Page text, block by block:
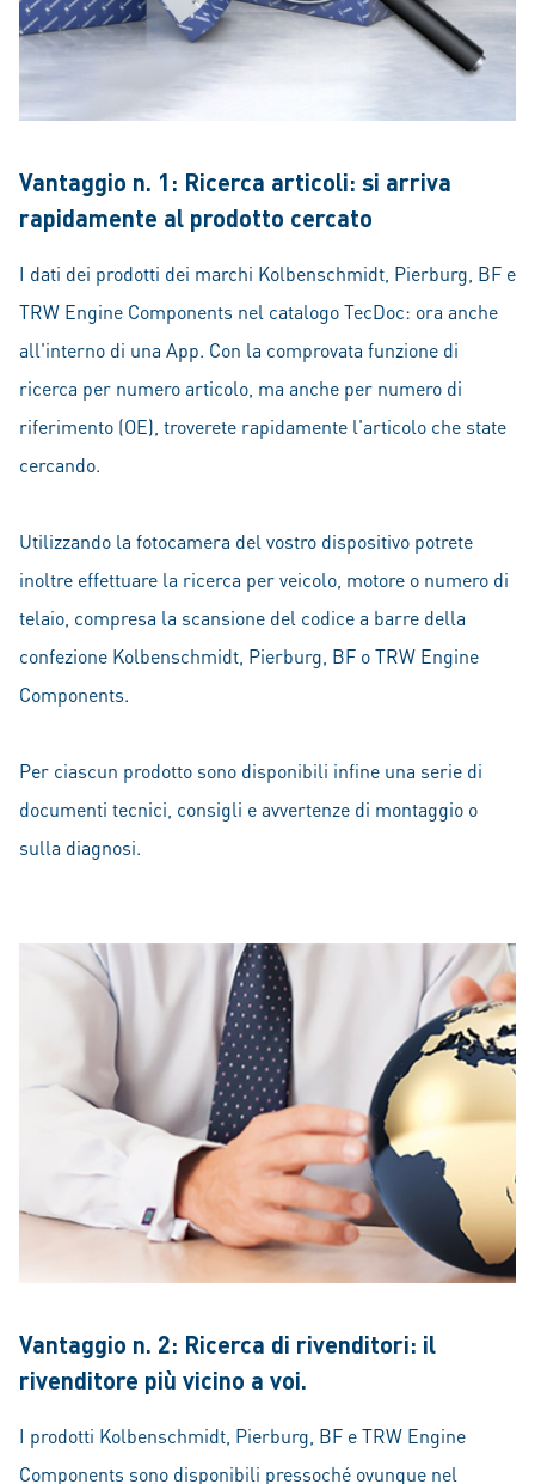
Vantaggio n. 1: Ricerca articoli: si arriva
rapidamente al prodotto cercato
I dati dei prodotti dei marchi Kolbenschmidt, Pierburg, BF e
TRW Engine Components nel catalogo TecDoc: ora anche
all'interno di una App. Con la comprovata funzione di
ricerca per numero articolo, ma anche per numero di
riferimento (OE), troverete rapidamente l'articolo che state
cercando.
Utilizzando la fotocamera del vostro dispositivo potrete
inoltre effettuare la ricerca per veicolo, motore o numero di
telaio, compresa la scansione del codice a barre della
confezione Kolbenschmidt, Pierburg, BF o TRW Engine
Components.
Per ciascun prodotto sono disponibili infine una serie di
documenti tecnici, consigli e avvertenze di montaggio o
sulla diagnosi.
Vantaggio n. 2: Ricerca di rivenditori: il
rivenditore più vicino a voi.
I prodotti Kolbenschmidt, Pierburg, BF e TRW Engine
Components sono disponibili pressoché ovunque nel